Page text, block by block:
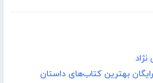
نژاد
رایگان بهترین کتاب‌های داستان